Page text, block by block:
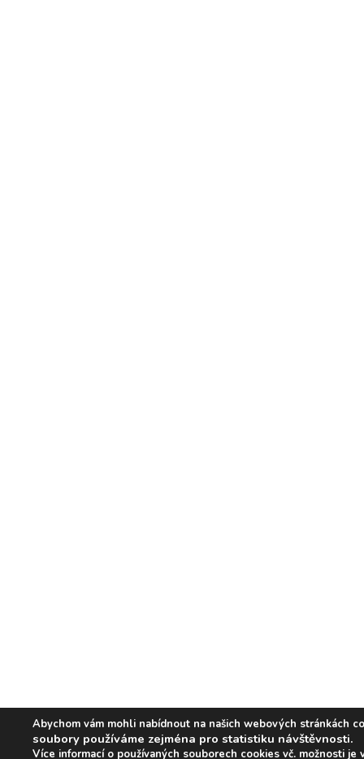
Abychom vám mohli nabídnout na našich webových stránkách
soubory používáme zejména pro statistiku návštěvnosti.
Více informací o používaných souborech cookies vč. možnosti